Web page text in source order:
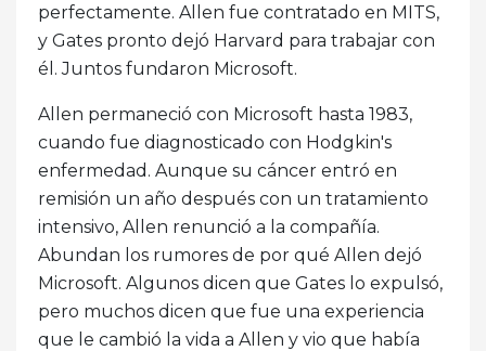
perfectamente. Allen fue contratado en MITS,
y Gates pronto dejó Harvard para trabajar con
él. Juntos fundaron Microsoft.
Allen permaneció con Microsoft hasta 1983,
cuando fue diagnosticado con Hodgkin's
enfermedad. Aunque su cáncer entró en
remisión un año después con un tratamiento
intensivo, Allen renunció a la compañía.
Abundan los rumores de por qué Allen dejó
Microsoft. Algunos dicen que Gates lo expulsó,
pero muchos dicen que fue una experiencia
que le cambió la vida a Allen y vio que había